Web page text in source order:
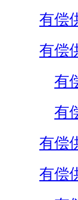
有偿
有偿
有
有
有偿
有偿